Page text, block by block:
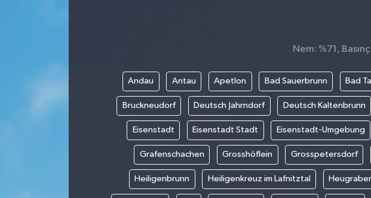
Nem: %71,
Andau Antau Apetlon Bad Sauerbrunn Bad
Bruckneudorf Deutsch Jahrndorf Deutsch Kaltenbrunn
Eisenstadt Eisenstadt Stadt Eisenstadt-Umgebung
Grafenschachen Grosshöflein Grosspetersdorf
Heiligenbrunn Heiligenkreuz im Lafnitztal